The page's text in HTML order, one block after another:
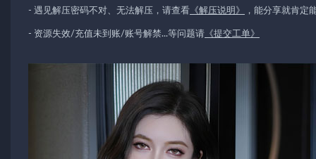
- 遇见解压密码不对、无法解压，请查看 《解压说明》 ，能分享就肯定
- 资源失效/充值未到账/账号解禁...等问题请 《提交工单》